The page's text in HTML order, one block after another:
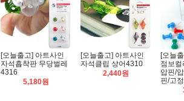
[오늘출고] 아트사인
자석흡착판 무당벌레
4316
5,180원
[오늘출고] 아트사인
자석클립 상어4310
2,440원
[오늘
점보
압핀/
핀/고